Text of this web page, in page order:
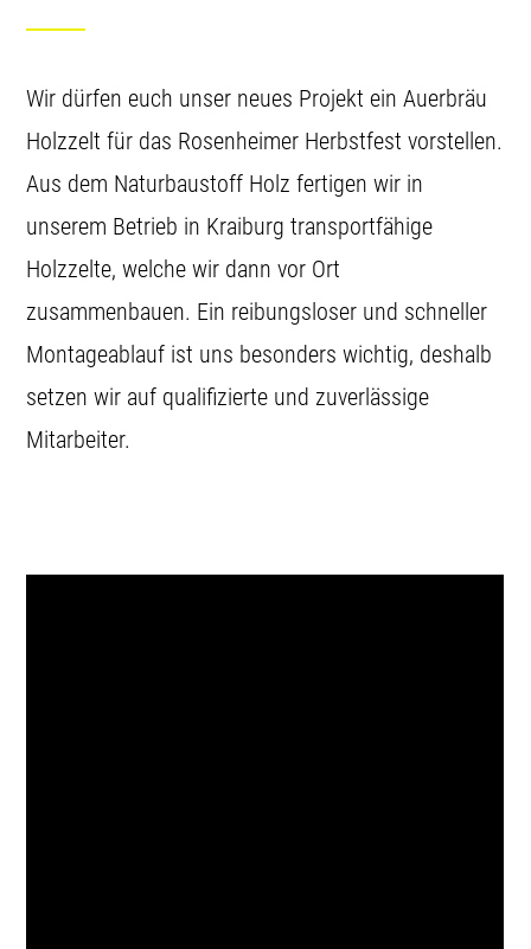
Wir dürfen euch unser neues Projekt einAuerbräu
Holzzelt für das Rosenheimer Herbstfest vorstellen.
Aus dem Naturbaustoff Holz fertigen wir in
unserem Betrieb in Kraiburg transportfähige
Holzzelte, welche wir dann vor Ort
zusammenbauen. Ein reibungsloser und schneller
Montageablauf ist uns besonders wichtig, deshalb
setzen wir auf qualifizierte und zuverlässige
Mitarbeiter.